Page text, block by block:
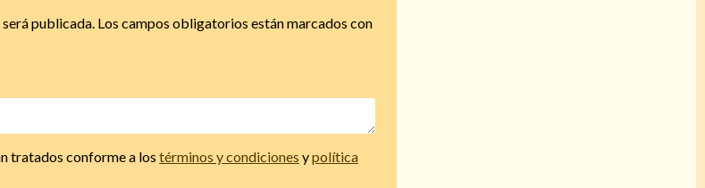
publicada. Los campos obligatorios están marcados con
tratados conforme a los términos y condiciones ypolítica